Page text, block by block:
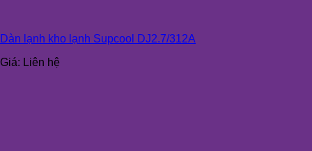
Dàn lạnh kho lạnh Supcool DJ2.7/312A
Giá: Liên hệ